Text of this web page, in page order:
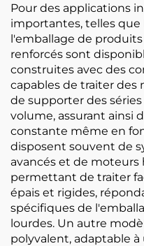
Pour des applications
importantes, telles
l'emballage de
renforcés sont
construites avec des
capables de traiter des
de supporter des
volume, assurant ainsi
constante même en
disposent souvent de
avancés et de moteurs
permettant de traiter
épais et rigides,
spécifiques de
lourdes. Un autre
polyvalent, adaptable